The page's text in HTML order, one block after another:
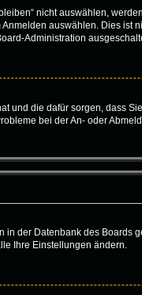
nicht auswählen,
auswählen. Dies
Administration
und die dafür sorgen, dass
bei der An- oder
der Datenbank des Boards
Ihre Einstellungen ändern.